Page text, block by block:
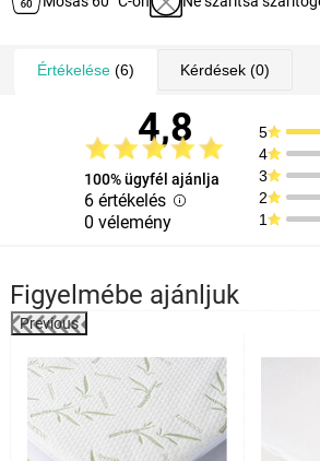
Értékelése(6) Kérdések(0)
4,8
100% ügyfél ajánlja
6 értékelés
0 vélemény
5
4
3
2
1
Figyelmébe ajánljuk
Previous